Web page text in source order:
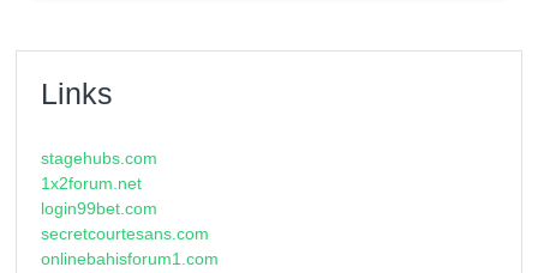
Links
stagehubs.com
1x2forum.net
login99bet.com
secretcourtesans.com
onlinebahisforum1.com